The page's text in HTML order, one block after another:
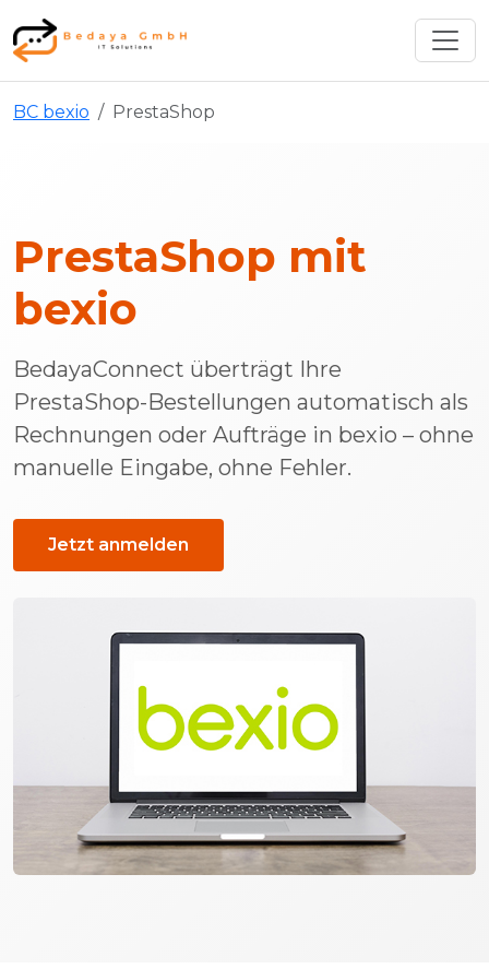
BC bexio PrestaShop
PrestaShop mit
bexio
BedayaConnect überträgt Ihre
PrestaShop-Bestellungen automatisch als
Rechnungen oder Aufträge in bexio – ohne
manuelle Eingabe, ohne Fehler.
Jetzt anmelden